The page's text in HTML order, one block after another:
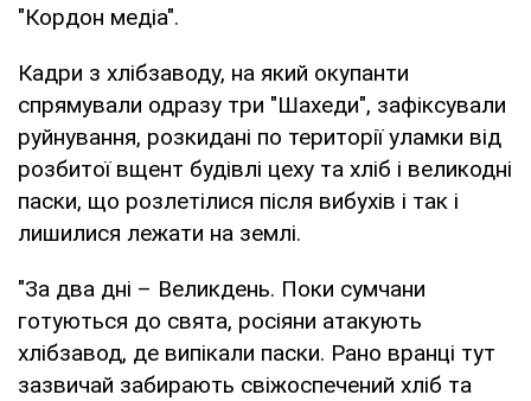
"Кордон медіа".
Кадри з хлібзаводу, на який окупанти
спрямували одразу три "Шахеди", зафіксували
руйнування, розкидані по території уламки від
розбитої вщент будівлі цеху та хліб і великодні
паски, що розлетілися після вибухів і так і
лишилися лежати на землі.
"За два дні – Великдень. Поки сумчани
готуються до свята, росіяни атакують
хлібзавод, де випікали паски. Рано вранці тут
зазвичай забирають свіжоспечений хліб та